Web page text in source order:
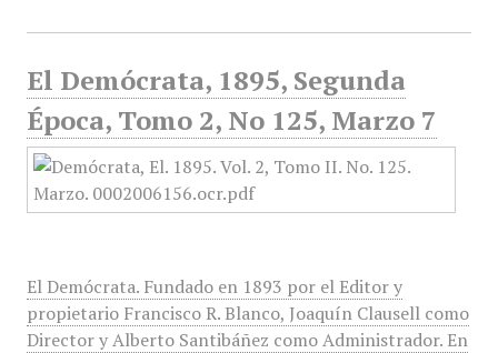
El Demócrata, 1895, Segunda
Época, Tomo 2, No 125, Marzo 7
El Demócrata. Fundado en 1893 por el Editor y
propietario Francisco R. Blanco, Joaquín Clausell como
Director y Alberto Santibáñez como Administrador. En